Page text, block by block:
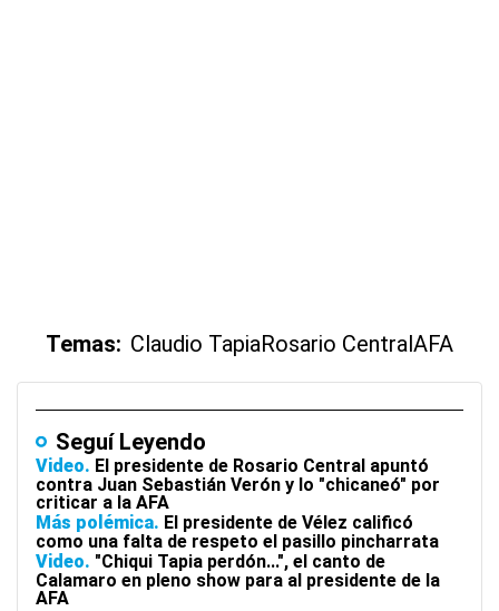
Temas: Claudio TapiaRosario CentralAFA
Seguí Leyendo
Video
El presidente de Rosario Central apuntó
contra Juan Sebastián Verón y lo "chicaneó" por
criticar a la AFA
Más polémica
El presidente de Vélez calificó
como una falta de respeto el pasillo pincharrata
Video "Chiqui Tapia perdón...", el canto de
Calamaro en pleno show para al presidente de la
AFA